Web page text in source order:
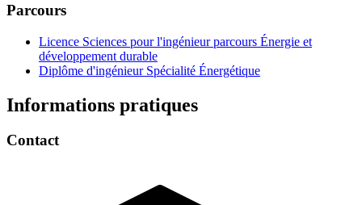
Parcours
Licence Sciences pour l'ingénieur parcours Énergie et
développement durable
Diplôme d'ingénieur Spécialité Énergétique
Informations pratiques
Contact